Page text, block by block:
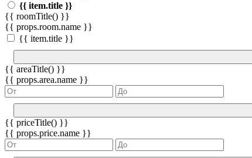
{{ item.title }}
{{ roomTitle() }}
{{ props.room.name }}
{{ item.title }}
{{ areaTitle() }}
{{ props.area.name }}
{{ priceTitle() }}
{{ props.price.name }}